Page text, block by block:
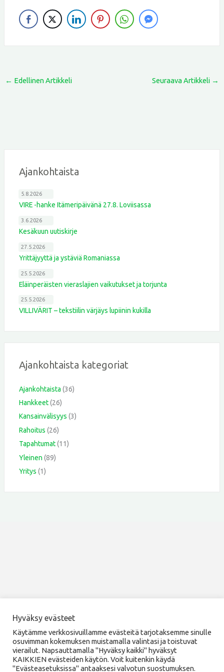
Ajankohtaista
VIRE -hanke Itämeripäivänä 27.8. Loviisassa
5.8.2026
Kesäkuun uutiskirje
3.6.2026
Yrittäjyyttä ja ystäviä Romaniassa
27.5.2026
Eläinperäisten vieraslajien vaikutukset ja torjunta
25.5.2026
VILLIVÄRIT – tekstiilin värjäys lupiinin kukilla
25.5.2026
Ajankohtaista kategoriat
Ajankohtaista (36)
Hankkeet(26)
Kansainvälisyys (3)
Rahoitus (26)
Tapahtumat(11)
Yleinen (89)
Yritys (1)
← Edellinen Artikkeli Seuraava Artikkeli →
Copyright © 2026 Kehittämisyhdistys SILMU ry
Hyväksy evästeet
Käytämme verkkosivuillamme evästeitä tarjotaksemme sinulle
osuvimman kokemuksen muistamalla valintasi ja toistuvat
vierailut. Napsauttamalla "Hyväksy kaikki" hyväksyt
KAIKKIEN evästeiden käytön. Voit kuitenkin käydä
"Evästeasetuksissa" antaaksesi valvotun suostumuksen.